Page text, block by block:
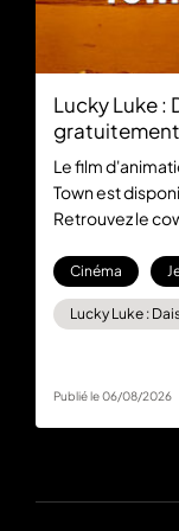
Lucky Luke :
Le film
Town est
Retrouvez le
abonnement.
Cinéma
Lucky Luke :
Publié le 06/08/2026